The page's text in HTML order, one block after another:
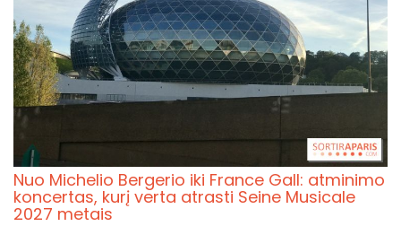
Nuo Michelio Bergerio iki France Gall: atminimo
koncertas, kurį verta atrasti Seine Musicale
2027 metais